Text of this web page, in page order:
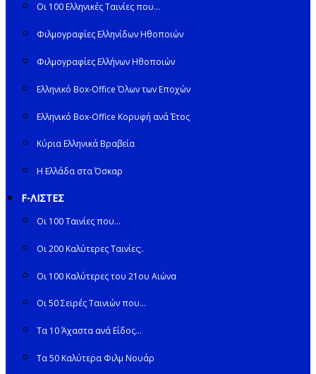
Οι 100 Ελληνικές Ταινίες που…
Φιλμογραφίες Ελληνίδων Ηθοποιών
Φιλμογραφίες Ελλήνων Ηθοποιών
Ελληνικό Box-Office Όλων των Εποχών
Ελληνικό Box-Office Κορυφή ανά Έτος
Κύρια Ελληνικά Βραβεία
Η Ελλάδα στα Όσκαρ
F-ΛΙΣΤΕΣ
Οι 100 Ταινίες που…
Οι 200 Καλύτερες Ταινίες;.
Οι 100 Καλύτερες του 21ου Αιώνα
Οι 50 Σειρές Ταινιών που…
Τα 10 Άχαστα ανά Είδος…
Τα 50 Καλύτερα Φιλμ Νουάρ